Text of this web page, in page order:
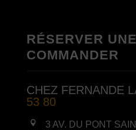
RÉSERVER
COMMANDER
CHEZ FERNANDE
53 80

3 AV. DU PONT